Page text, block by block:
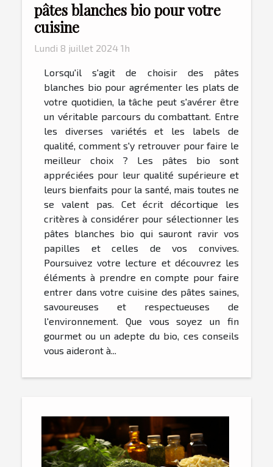
pâtes blanches bio pour votre
cuisine
Lundi 8 juillet 2024 1h
Lorsqu'il s'agit de choisir des pâtes
blanches bio pour agrémenter les plats de
votre quotidien, la tâche peut s'avérer être
un véritable parcours du combattant. Entre
les diverses variétés et les labels de
qualité, comment s'y retrouver pour faire le
meilleur choix ? Les pâtes bio sont
appréciées pour leur qualité supérieure et
leurs bienfaits pour la santé, mais toutes ne
se valent pas. Cet écrit décortique les
critères à considérer pour sélectionner les
pâtes blanches bio qui sauront ravir vos
papilles et celles de vos convives.
Poursuivez votre lecture et découvrez les
éléments à prendre en compte pour faire
entrer dans votre cuisine des pâtes saines,
savoureuses et respectueuses de
l'environnement. Que vous soyez un fin
gourmet ou un adepte du bio, ces conseils
vous aideront à...